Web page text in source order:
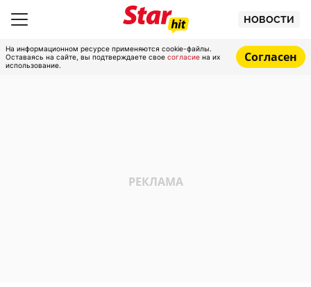
НОВОСТИ
На информационном ресурсе применяются cookie-файлы.
Оставаясь на сайте, вы подтверждаете свое согласие на их
использование.
Согласен